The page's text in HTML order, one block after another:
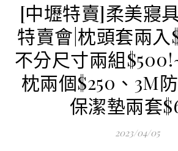
[中壢特賣]柔美寢
特賣會|枕頭套兩入
不分尺寸兩組
枕兩個$250、3M
保潔墊兩套
2023/04/05